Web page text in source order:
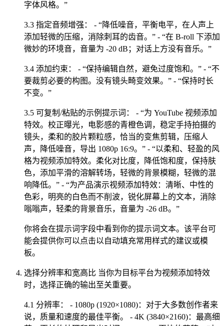
字体风格。”
3.3 指定音频增强： - “降低噪音，平衡电平，在人声上
添加轻微的压缩，消除刺耳的齿音。” - “在 B-roll 下添加
微妙的环境音，音量为 -20 dB；对话上方没有音乐。”
3.4 添加约束： - “保持编辑自然，避免过度饱和。” - “不
要裁剪必要的构图。没有镜头畸变效果。” - “保持时长
不变。”
3.5 可复制/粘贴的示例提示词： - “为 YouTube 视频添加
特效。校正曝光，电影感的青橙色调，稳定手持拍摄的
镜头，柔和的胶片颗粒感，恰当的变焦剪辑，压缩人
声，降低噪音，导出 1080p 16:9。” - “以柔和、轻盈的风
格为视频添加特效。柔化对比度，降低饱和度，保持肤
色，添加平滑的溶解转场，轻微的背景模糊，轻微的混
响降低。” - “为产品演示视频添加特效：清晰、中性的
色彩，明亮的白色而不削波，锐化屏幕上的文本，消除
嗡嗡声，轻柔的背景音乐，音量为 -26 dB。”
你将会在提示词字段中看到你的提示词文本。该平台可
能会提供你可以点击以自动填充常用样式的建议或模
板。
选择分辨率和宽高比 当你为目标平台为视频添加特效
时，选择正确的输出至关重要。
4.1 分辨率： - 1080p (1920×1080)：对于大多数创作者来
说，质量和速度的最佳平衡。 - 4K (3840×2160)：最高细